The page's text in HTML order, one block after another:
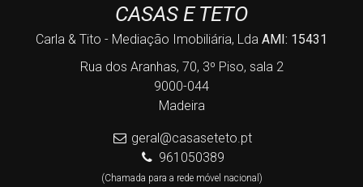
CASAS E TETO
Carla & Tito - Mediação Imobiliária, Lda AMI: 15431
Rua dos Aranhas, 70, 3º Piso, sala 2
9000-044
Madeira
geral@casaseteto.pt
961050389
(Chamada para a rede móvel nacional)